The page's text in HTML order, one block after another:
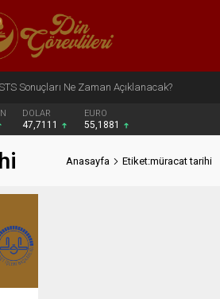
Sonuçları Ne Zaman Açıklanacak?
DOLAR
47,7111
EURO
55,1881
Anasayfa Etiket:müracat tarihi